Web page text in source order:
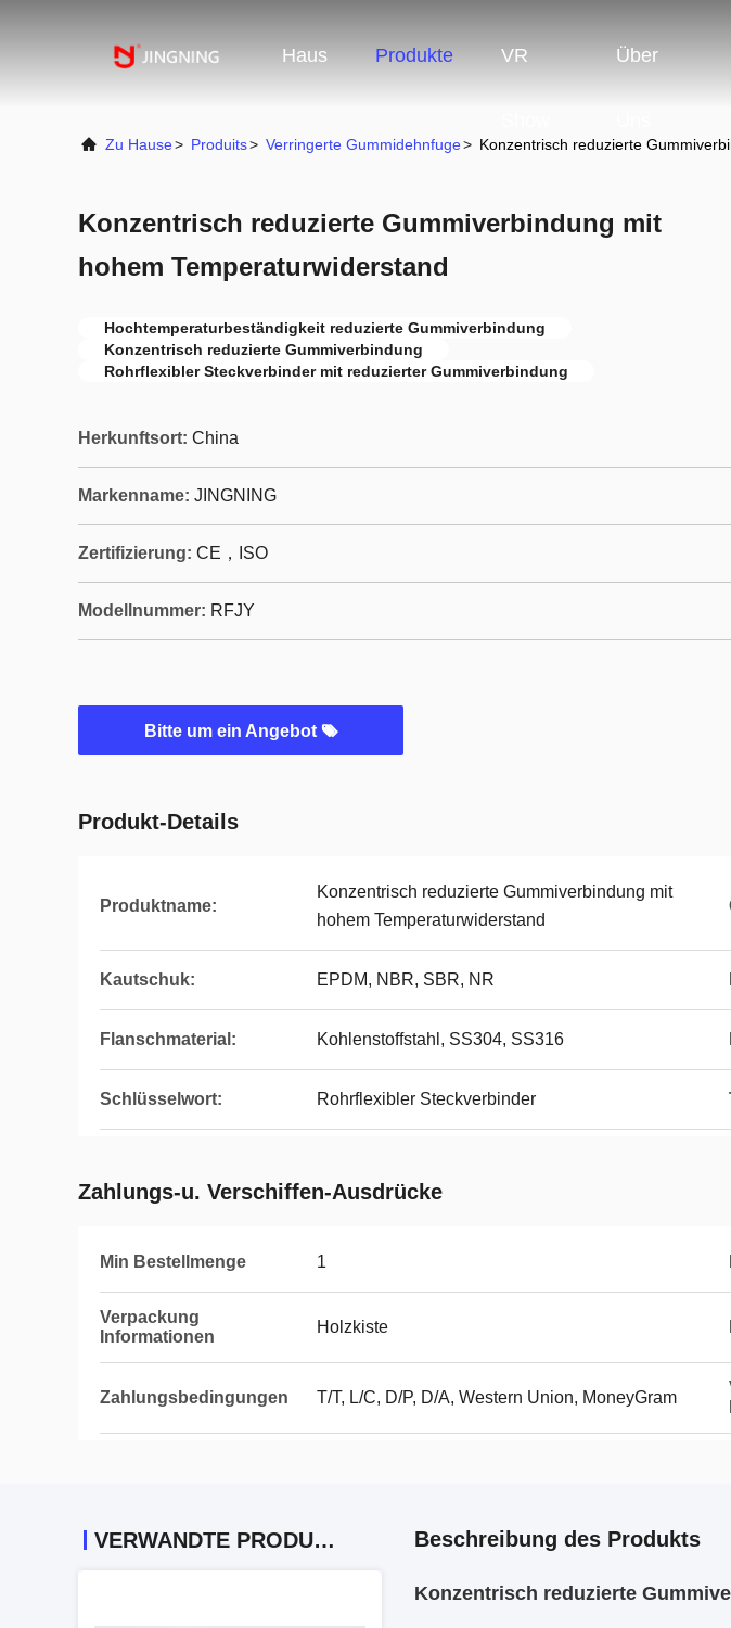
Haus Produkte VR Über
Zu Hause> Produits> Verringerte Gummidehnfuge> Konzentrisch reduzierte
Konzentrisch reduzierte Gummiverbindung mit
hohem Temperaturwiderstand
Hochtemperaturbeständigkeit reduzierte Gummiverbindung
Konzentrisch reduzierte Gummiverbindung
Rohrflexibler Steckverbinder mit reduzierter Gummiverbindung
Herkunftsort: China
Markenname: JINGNING
Zertifizierung: CE，ISO
Modellnummer: RFJY
Bitte um ein Angebot
Produkt-Details
Produktname:
Konzentrisch reduzierte Gummiverbindung mit
hohem Temperaturwiderstand
Kautschuk: EPDM, NBR, SBR, NR
Flanschmaterial: Kohlenstoffstahl, SS304, SS316
Schlüsselwort: Rohrflexibler Steckverbinder
Zahlungs-u. Verschiffen-Ausdrücke
Min Bestellmenge 1
Verpackung
Informationen
Holzkiste
Zahlungsbedingungen T/T, L/C, D/P, D/A, Western Union, MoneyGram
VERWANDTE PRODUKTE Beschreibung des Produkts
Konzentrisch reduzierte